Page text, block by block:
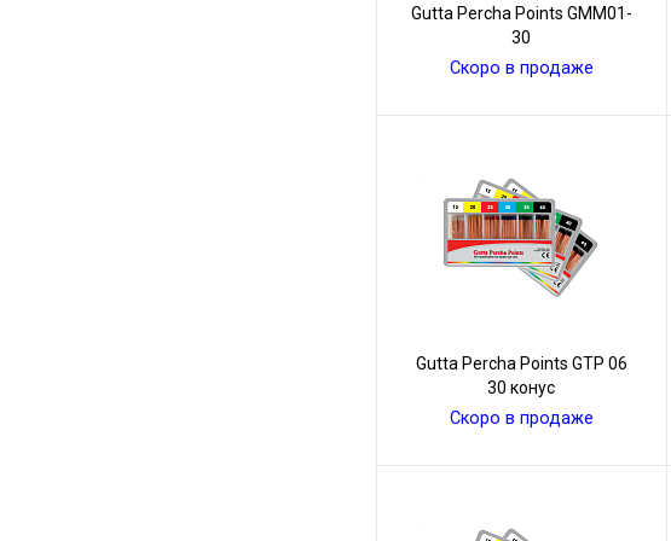
Gutta Percha Points GMM01-
30
Скоро в продаже
Gutta Percha Points GТР 06
30 конус
Скоро в продаже